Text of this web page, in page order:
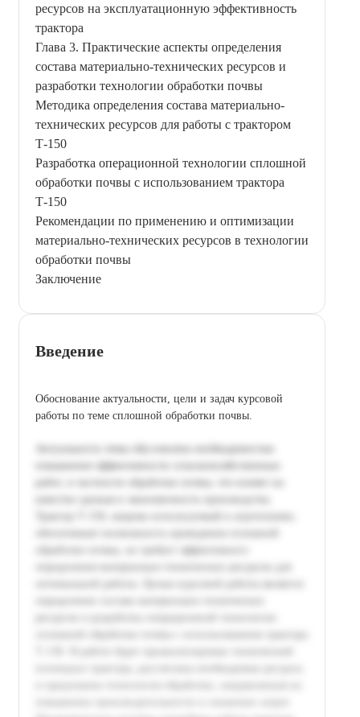
ресурсов на эксплуатационную эффективность
трактора
Глава 3. Практические аспекты определения
состава материально-технических ресурсов и
разработки технологии обработки почвы
Методика определения состава материально-
технических ресурсов для работы с трактором
Т-150
Разработка операционной технологии сплошной
обработки почвы с использованием трактора
Т-150
Рекомендации по применению и оптимизации
материально-технических ресурсов в технологии
обработки почвы
Заключение
Введение
Обоснование актуальности, цели и задач курсовой
работы по теме сплошной обработки почвы.